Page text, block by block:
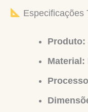
Especificações
Produto:
Material: